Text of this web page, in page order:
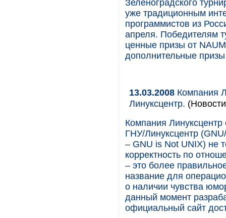
Зеленоградского
уже традиционным
программистов из
апреля. Победителям
ценные призы от
дополнительные
13.03.2008 Компания
Линуксцентр.
Компания
ГНУ/Линуксцентр
– GNU is Not UNIX) не
корректность по
– это более
название для
о наличии чувства
данный момент
официальный сайт